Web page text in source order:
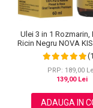
Ulei 3 in 1 Rozmarin,
Ricin Negru NOVA
Pur & Natural, Grad
Premium, pentru
Parului, Tratarea
Pielii, 60 ml
PRP: 189,00
139,00 Lei
ADAUGA IN